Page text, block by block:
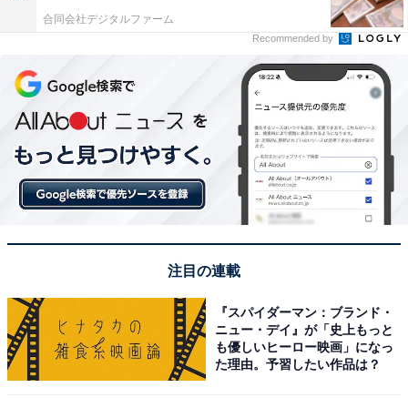
合同会社デジタルファーム
Recommended by
注目の連載
『スパイダーマン：ブランド・
ニュー・デイ』が「史上もっと
も優しいヒーロー映画」になっ
た理由。予習したい作品は？